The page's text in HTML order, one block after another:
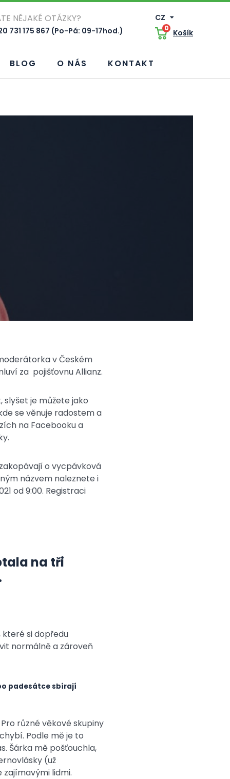
NĚJAKÉ OTÁZKY?
731 175 867 (Po-Pá: 09-17hod.)
CZ
0 Košík
BLOG O NÁS KONTAKT
v Českém
za pojišťovnu Allianz.
je můžete jako
se věnuje radostem a
na Facebooku a
o vycpávková
názvem naleznete i
od 9:00. Registraci
na tři
které si dopředu
normálně a zároveň
padesátce sbírají
různé věkové skupiny
Podle mě je to
Šárka mě pošťouchla,
(už
lidmi.